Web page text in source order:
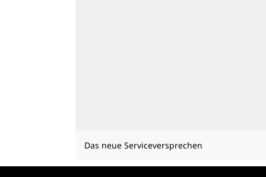
Das neue Serviceversprechen